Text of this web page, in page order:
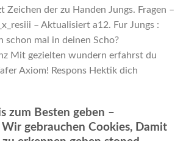
Zeichen der zu Handen Jungs. Fragen –
– Aktualisiert a12. Fur Jungs :
schon mal in deinen Scho?
Mit gezielten wundern erfahrst du
Axiom! Respons Hektik dich
zum Besten geben –
Wir gebrauchen Cookies, Damit